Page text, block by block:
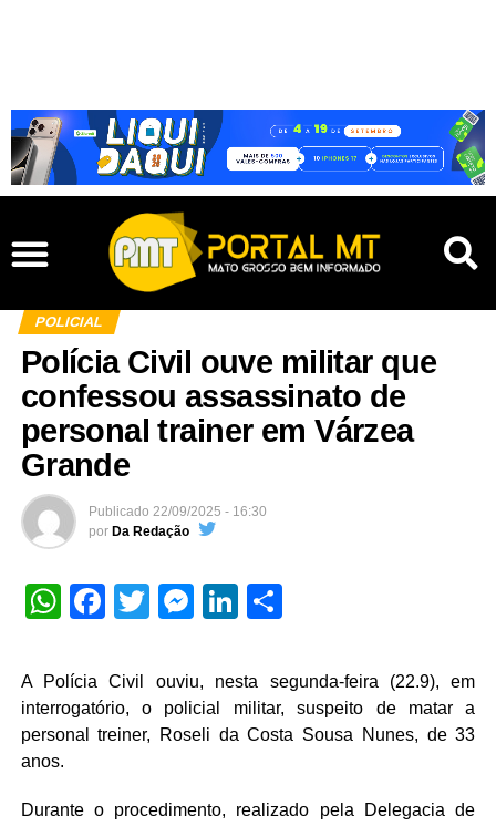
POLICIAL
Polícia Civil ouve militar que
confessou assassinato de
personal trainer em Várzea
Grande
Publicado 22/09/2025 - 16:30
por Da Redação
WhatsApp
Facebook
TwitterMessenger
LinkedIn
A Polícia Civil ouviu, nesta segunda-feira (22.9), em
interrogatório, o policial militar, suspeito de matar a
personal treiner, Roseli da Costa Sousa Nunes, de 33
anos.
Durante o procedimento, realizado pela Delegacia de